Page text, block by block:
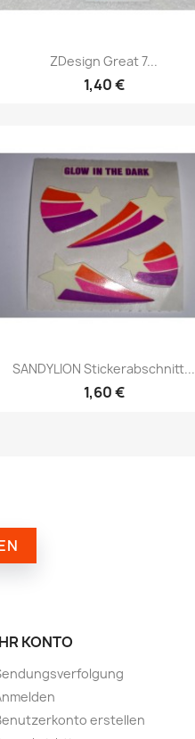
ZDesign Great 7...
1,40 €
SANDYLION Stickerabschnitt...
1,60 €
KONTO
erstellen